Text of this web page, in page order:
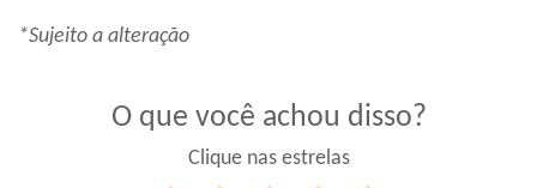
*Sujeito a alteração
O que você achou disso?
Clique nas estrelas